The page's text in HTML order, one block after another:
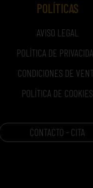
POLÍTICAS
AVISO LEGAL
POLÍTICA DE
CONDICIONES DE
POLÍTICA DE COOKIES
CONTACTO - CITA